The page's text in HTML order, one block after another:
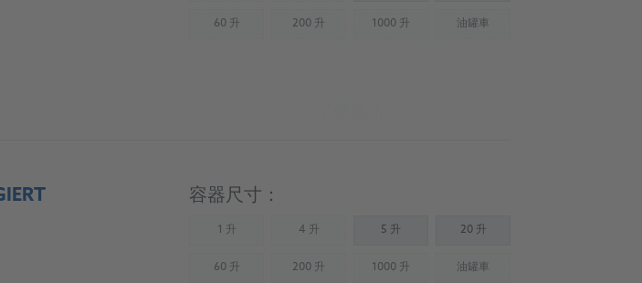
60 升(Not available)200 升(Not available)1000 升(Not available)油罐車(Not available)
容器尺寸：
1 升(Not available) 4 升(Not available) 5 升 20 升
60 升(Not available)200 升(Not available)1000 升(Not available)油罐車(Not available)